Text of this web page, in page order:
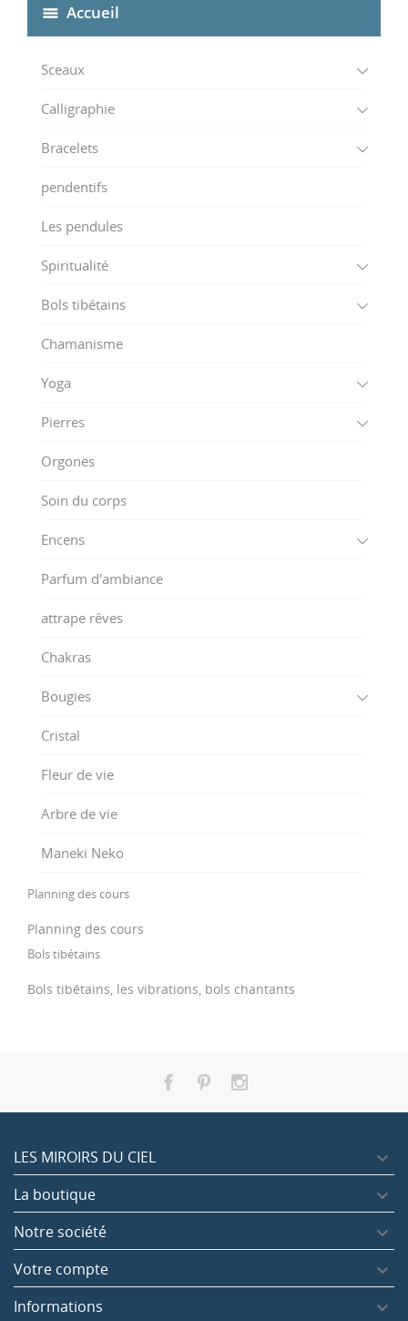
Accueil
Sceaux
Calligraphie
Bracelets
pendentifs
Les pendules
Spiritualité
Bols tibétains
Chamanisme
Yoga
Pierres
Orgones
Soin du corps
Encens
Parfum d'ambiance
attrape rêves
Chakras
Bougies
Cristal
Fleur de vie
Arbre de vie
Maneki Neko
Planning des cours
Planning des cours
Bols tibétains
Bols tibétains, les vibrations, bols chantants
LES MIROIRS DU CIEL 
La boutique 
Notre société 
Votre compte 
Informations 